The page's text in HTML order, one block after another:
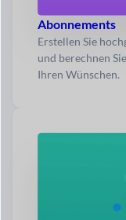
Abonnements
Erstellen Sie
und berechnen
Ihren Wünschen.